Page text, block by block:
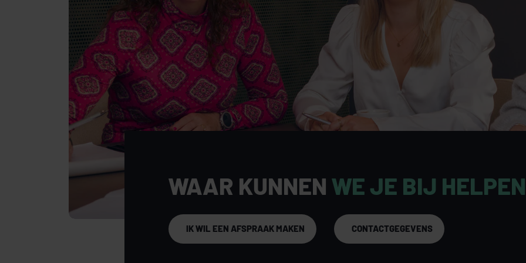
WAAR KUNNEN WE JE BIJ
IK WIL EEN AFSPRAAK MAKEN CONTACTGEGEVENS